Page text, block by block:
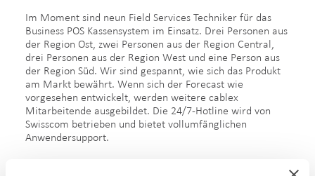
Im Moment sind neun Field Services Techniker für das
Business POS Kassensystem im Einsatz. Drei Personen aus
der Region Ost, zwei Personen aus der Region Central,
drei Personen aus der Region West und eine Person aus
der Region Süd. Wir sind gespannt, wie sich das Produkt
am Markt bewährt. Wenn sich der Forecast wie
vorgesehen entwickelt, werden weitere cablex
Mitarbeitende ausgebildet. Die 24/7-Hotline wird von
Swisscom betrieben und bietet vollumfänglichen
Anwendersupport.